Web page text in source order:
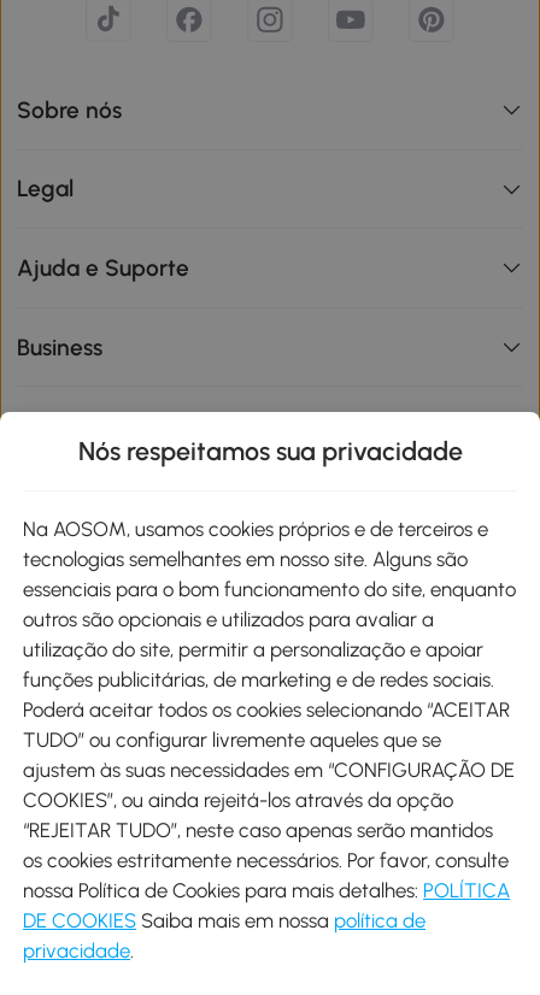
Sobre nós
Legal
Ajuda e Suporte
Business
Métodos de pagamento
Envio
Descarregar Aosom App
Google Play
Nós respeitamos sua privacidade
Na AOSOM, usamos cookies próprios e de terceiros e
tecnologias semelhantes em nosso site. Alguns são
essenciais para o bom funcionamento do site, enquanto
outros são opcionais e utilizados para avaliar a
utilização do site, permitir a personalização e apoiar
funções publicitárias, de marketing e de redes sociais.
Poderá aceitar todos os cookies selecionando “ACEITAR
TUDO” ou configurar livremente aqueles que se
ajustem às suas necessidades em “CONFIGURAÇÃO DE
COOKIES”, ou ainda rejeitá-los através da opção
“REJEITAR TUDO”, neste caso apenas serão mantidos
os cookies estritamente necessários. Por favor, consulte
nossa Política de Cookies para mais detalhes: POLÍTICA
DE COOKIES Saiba mais em nossa política de
privacidade